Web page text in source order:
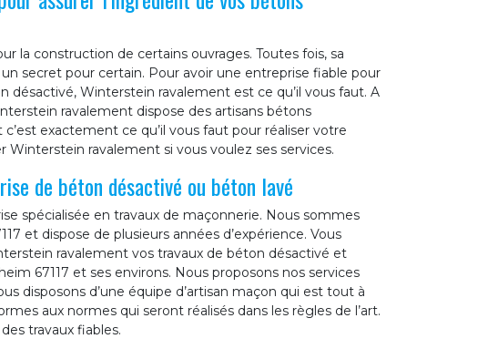
la construction de certains ouvrages. Toutes fois, sa
secret pour certain. Pour avoir une entreprise fiable pour
désactivé, Winterstein ravalement est ce qu’il vous faut. A
ravalement dispose des artisans bétons
exactement ce qu’il vous faut pour réaliser votre
Winterstein ravalement si vous voulez ses services.
de béton désactivé ou béton lavé
spécialisée en travaux de maçonnerie. Nous sommes
et dispose de plusieurs années d’expérience. Vous
ravalement vos travaux de béton désactivé et
67117 et ses environs. Nous proposons nos services
disposons d’une équipe d’artisan maçon qui est tout à
aux normes qui seront réalisés dans les règles de l’art.
travaux fiables.